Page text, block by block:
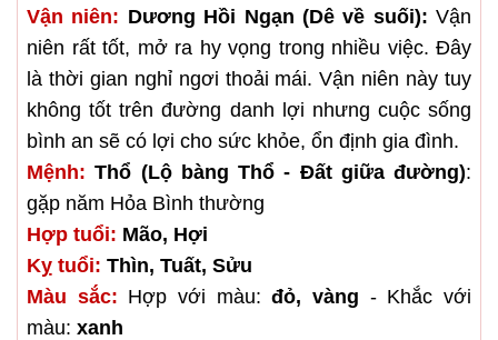
Vận niên: Dương Hồi Ngạn (Dê về suối): Vận
niên rất tốt, mở ra hy vọng trong nhiều việc. Đây
là thời gian nghỉ ngơi thoải mái. Vận niên này tuy
không tốt trên đường danh lợi nhưng cuộc sống
bình an sẽ có lợi cho sức khỏe, ổn định gia đình.
Mệnh: Thổ (Lộ bàng Thổ - Đất giữa đường):
gặp năm Hỏa Bình thường
Hợp tuổi: Mão, Hợi
Kỵ tuổi: Thìn, Tuất, Sửu
Màu sắc: Hợp với màu:đỏ, vàng - Khắc với
màu: xanh